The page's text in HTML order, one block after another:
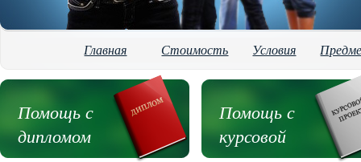
Главная Стоимость Условия
Помощь с
дипломом
Помощь с
курсовой